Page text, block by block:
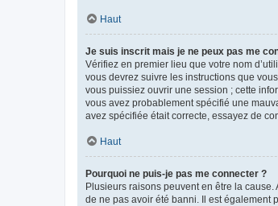
Haut
Je suis inscrit mais je ne peux pas me
Vérifiez en premier lieu que votre nom
vous devrez suivre les instructions que
vous puissiez ouvrir une session ; cette
vous avez probablement spécifié une
avez spécifiée était correcte, essayez de
Haut
Pourquoi ne puis-je pas me connecter ?
Plusieurs raisons peuvent en être la
de ne pas avoir été banni. Il est également